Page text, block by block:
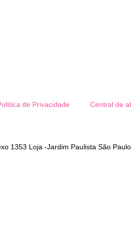
de Privacidade Central de
1353 Loja -Jardim Paulista São